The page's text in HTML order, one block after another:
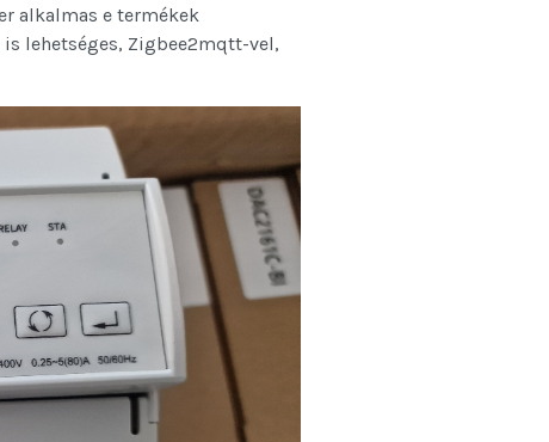
alkalmas e termékek
is lehetséges, Zigbee2mqtt-vel,